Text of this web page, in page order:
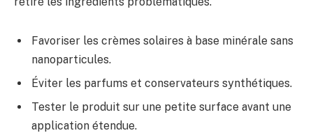
Favoriser les crèmes solaires à base minérale sans
nanoparticules.
Éviter les parfums et conservateurs synthétiques.
Tester le produit sur une petite surface avant une
application étendue.